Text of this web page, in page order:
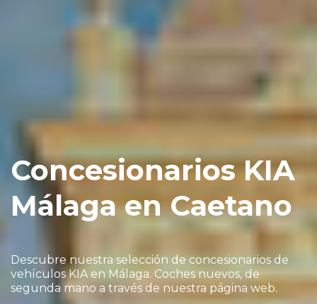
Concesionarios KIA
Málaga en Caetano
Descubre nuestra selección de concesionarios de
vehículos KIA en Málaga. Coches nuevos, de
segunda mano a través de nuestra página web.